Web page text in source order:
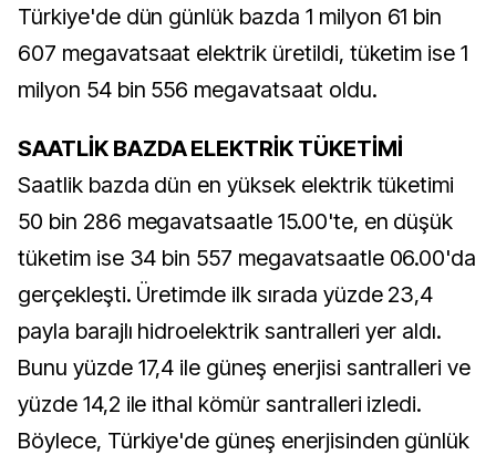
Türkiye'de dün günlük bazda 1 milyon 61 bin
607 megavatsaat elektrik üretildi, tüketim ise 1
milyon 54 bin 556 megavatsaat oldu.
SAATLİK BAZDA ELEKTRİK TÜKETİMİ
Saatlik bazda dün en yüksek elektrik tüketimi
50 bin 286 megavatsaatle 15.00'te, en düşük
tüketim ise 34 bin 557 megavatsaatle 06.00'da
gerçekleşti. Üretimde ilk sırada yüzde 23,4
payla barajlı hidroelektrik santralleri yer aldı.
Bunu yüzde 17,4 ile güneş enerjisi santralleri ve
yüzde 14,2 ile ithal kömür santralleri izledi.
Böylece, Türkiye'de güneş enerjisinden günlük